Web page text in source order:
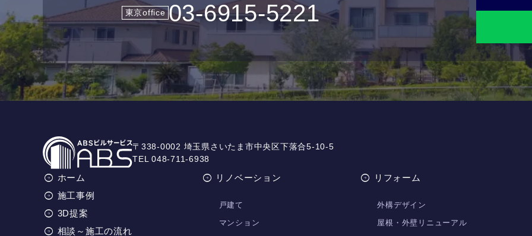
東京office 03-6915-5221
〒338-0002 埼玉県さいたま市中央区下落合5-10-5
TEL 048-711-6938
ホーム
施工事例
3D提案
相談～施工の流れ
リノベーション
戸建て
マンション
リフォーム
外構デザイン
屋根・外壁リニューアル